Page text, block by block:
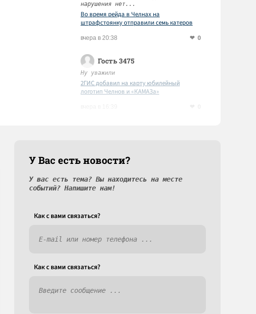
нарушения нет...
Во время рейда в Челнах на
штрафстоянку отправили семь катеров
вчера в 20:38 0
Гость 3475
Ну уважили
2ГИС добавил на карту юбилейный
логотип Челнов и «КАМАЗа»
У Вас есть новости?
У вас есть тема? Вы находитесь на месте
событий? Напишите нам!
Как c вами связаться?
Как c вами связаться?